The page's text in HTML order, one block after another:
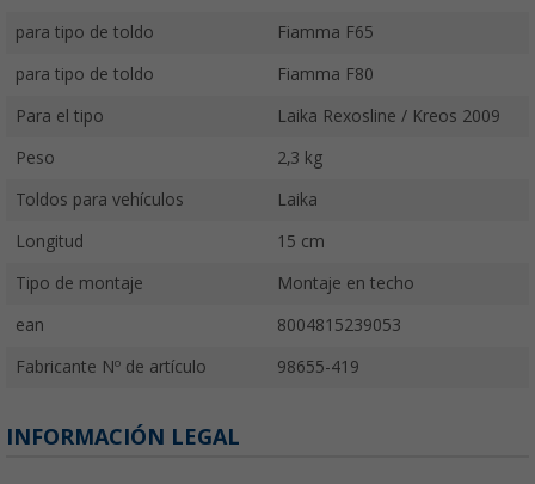
para tipo de toldo Fiamma F65
para tipo de toldo Fiamma F80
Para el tipo Laika Rexosline / Kreos 2009
Peso 2,3 kg
Toldos para vehículos Laika
Longitud 15 cm
Tipo de montaje Montaje en techo
ean 8004815239053
Fabricante Nº de artículo 98655-419
INFORMACIÓN LEGAL